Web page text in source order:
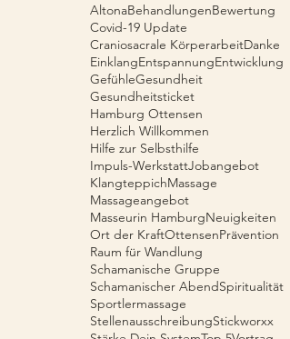
AltonaBehandlungenBewertung
Covid-19 Update
Craniosacrale KörperarbeitDanke
EinklangEntspannungEntwicklung
GefühleGesundheit
Gesundheitsticket
Hamburg Ottensen
Herzlich Willkommen
Hilfe zur Selbsthilfe
Impuls-WerkstattJobangebot
KlangteppichMassage
Massageangebot
Masseurin HamburgNeuigkeiten
Ort der KraftOttensenPrävention
Raum für Wandlung
Schamanische Gruppe
Schamanischer AbendSpiritualität
Sportlermassage
StellenausschreibungStickworxx